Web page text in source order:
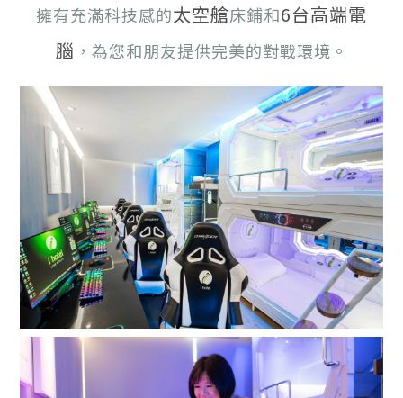
擁有充滿科技感的太空艙床鋪和6台高端電
腦 ，為您和朋友提供完美的對戰環境。